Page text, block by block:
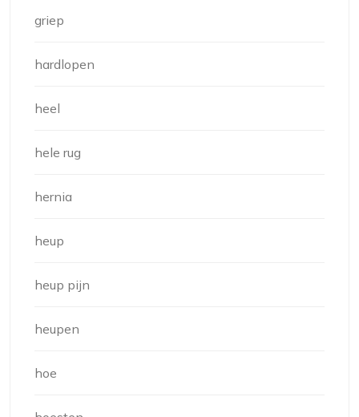
griep
hardlopen
heel
hele rug
hernia
heup
heup pijn
heupen
hoe